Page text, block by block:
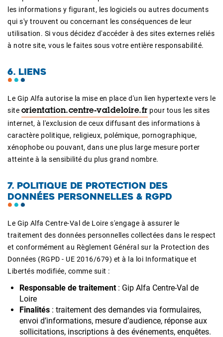
les informations y figurant, les logiciels ou autres documents
qui s'y trouvent ou concernant les conséquences de leur
utilisation. Si vous décidez d'accéder à des sites externes reliés
à notre site, vous le faites sous votre entière responsabilité.
6. LIENS
Le Gip Alfa autorise la mise en place d'un lien hypertexte vers le
site orientation.centre-valdeloire.fr pour tous les sites
internet, à l'exclusion de ceux diffusant des informations à
caractère politique, religieux, polémique, pornographique,
xénophobe ou pouvant, dans une plus large mesure porter
atteinte à la sensibilité du plus grand nombre.
7. POLITIQUE DE PROTECTION DES
DONNÉES PERSONNELLES & RGPD
Le Gip Alfa Centre-Val de Loire s'engage à assurer le
traitement des données personnelles collectées dans le respect
et conformément au Règlement Général sur la Protection des
Données (RGPD - UE 2016/679) et à la loi Informatique et
Libertés modifiée, comme suit :
Responsable de traitement: Gip Alfa Centre-Val de
Loire
Finalités : traitement des demandes via formulaires,
envoi d’informations, mesure d’audience, réponse aux
sollicitations, inscriptions à des événements, enquêtes.